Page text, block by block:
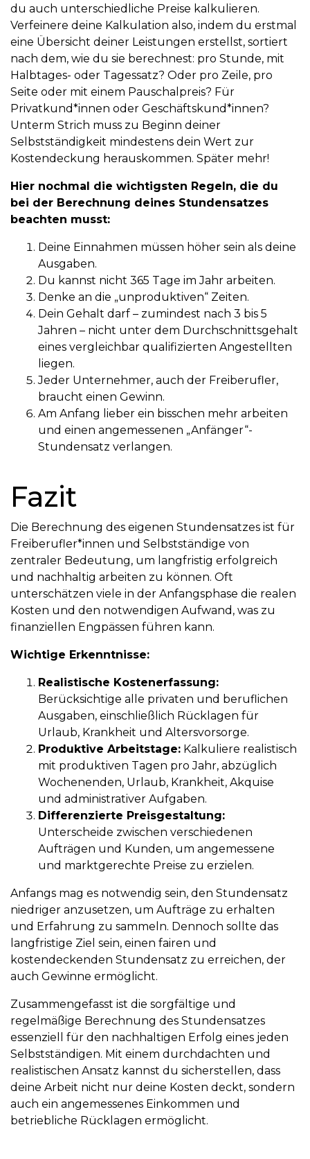
du auch unterschiedliche Preise kalkulieren.
Verfeinere deine Kalkulation also, indem du erstmal
eine Übersicht deiner Leistungen erstellst, sortiert
nach dem, wie du sie berechnest: pro Stunde, mit
Halbtages- oder Tagessatz? Oder pro Zeile, pro
Seite oder mit einem Pauschalpreis? Für
Privatkund*innen oder Geschäftskund*innen?
Unterm Strich muss zu Beginn deiner
Selbstständigkeit mindestens dein Wert zur
Kostendeckung herauskommen. Später mehr!
Hier nochmal die wichtigsten Regeln, die du
bei der Berechnung deines Stundensatzes
beachten musst:
Deine Einnahmen müssen höher sein als deine
Ausgaben.
Du kannst nicht 365 Tage im Jahr arbeiten.
Denke an die „unproduktiven“ Zeiten.
Dein Gehalt darf – zumindest nach 3 bis 5
Jahren – nicht unter dem Durchschnittsgehalt
eines vergleichbar qualifizierten Angestellten
liegen.
Jeder Unternehmer, auch der Freiberufler,
braucht einen Gewinn.
Am Anfang lieber ein bisschen mehr arbeiten
und einen angemessenen „Anfänger“-
Stundensatz verlangen.
Fazit
Die Berechnung des eigenen Stundensatzes ist für
Freiberufler*innen und Selbstständige von
zentraler Bedeutung, um langfristig erfolgreich
und nachhaltig arbeiten zu können. Oft
unterschätzen viele in der Anfangsphase die realen
Kosten und den notwendigen Aufwand, was zu
finanziellen Engpässen führen kann.
Wichtige Erkenntnisse:
Realistische Kostenerfassung:
Berücksichtige alle privaten und beruflichen
Ausgaben, einschließlich Rücklagen für
Urlaub, Krankheit und Altersvorsorge.
Produktive Arbeitstage: Kalkuliere realistisch
mit produktiven Tagen pro Jahr, abzüglich
Wochenenden, Urlaub, Krankheit, Akquise
und administrativer Aufgaben.
Differenzierte Preisgestaltung:
Unterscheide zwischen verschiedenen
Aufträgen und Kunden, um angemessene
und marktgerechte Preise zu erzielen.
Anfangs mag es notwendig sein, den Stundensatz
niedriger anzusetzen, um Aufträge zu erhalten
und Erfahrung zu sammeln. Dennoch sollte das
langfristige Ziel sein, einen fairen und
kostendeckenden Stundensatz zu erreichen, der
auch Gewinne ermöglicht.
Zusammengefasst ist die sorgfältige und
regelmäßige Berechnung des Stundensatzes
essenziell für den nachhaltigen Erfolg eines jeden
Selbstständigen. Mit einem durchdachten und
realistischen Ansatz kannst du sicherstellen, dass
deine Arbeit nicht nur deine Kosten deckt, sondern
auch ein angemessenes Einkommen und
betriebliche Rücklagen ermöglicht.